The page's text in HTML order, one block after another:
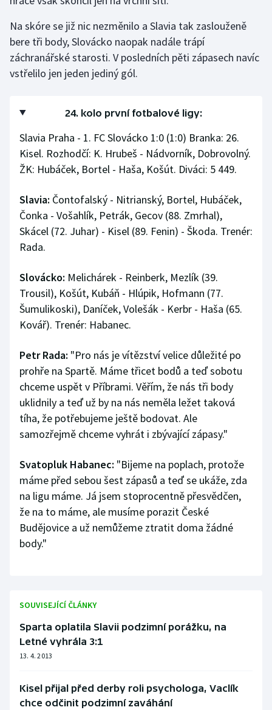
Na skóre se již nic nezměnilo a Slavia tak zaslouženě
bere tři body, Slovácko naopak nadále trápí
záchranářské starosti. V posledních pěti zápasech navíc
vstřelilo jen jeden jediný gól.
24. kolo první fotbalové ligy:
Slavia Praha - 1. FC Slovácko 1:0 (1:0) Branka: 26.
Kisel. Rozhodčí: K. Hrubeš - Nádvorník, Dobrovolný.
ŽK: Hubáček, Bortel - Haša, Košút. Diváci: 5 449.
Slavia: Čontofalský - Nitrianský, Bortel, Hubáček,
Čonka - Vošahlík, Petrák, Gecov (88. Zmrhal),
Skácel (72. Juhar) - Kisel (89. Fenin) - Škoda. Trenér:
Rada.
Slovácko: Melichárek - Reinberk, Mezlík (39.
Trousil), Košút, Kubáň - Hlúpik, Hofmann (77.
Šumulikoski), Daníček, Volešák - Kerbr - Haša (65.
Kovář). Trenér: Habanec.
Petr Rada: "Pro nás je vítězství velice důležité po
prohře na Spartě. Máme třicet bodů a teď sobotu
chceme uspět v Příbrami. Věřím, že nás tři body
uklidnily a teď už by na nás neměla ležet taková
tíha, že potřebujeme ještě bodovat. Ale
samozřejmě chceme vyhrát i zbývající zápasy."
Svatopluk Habanec: "Bijeme na poplach, protože
máme před sebou šest zápasů a teď se ukáže, zda
na ligu máme. Já jsem stoprocentně přesvědčen,
že na to máme, ale musíme porazit České
Budějovice a už nemůžeme ztratit doma žádné
body."
SOUVISEJÍCÍ ČLÁNKY
Sparta oplatila Slavii podzimní porážku, na
Letné vyhrála 3:1
13. 4. 2013
Kisel přijal před derby roli psychologa, Vaclík
chce odčinit podzimní zaváhání